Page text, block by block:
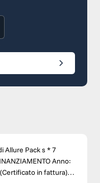
Allure Pack s * 7